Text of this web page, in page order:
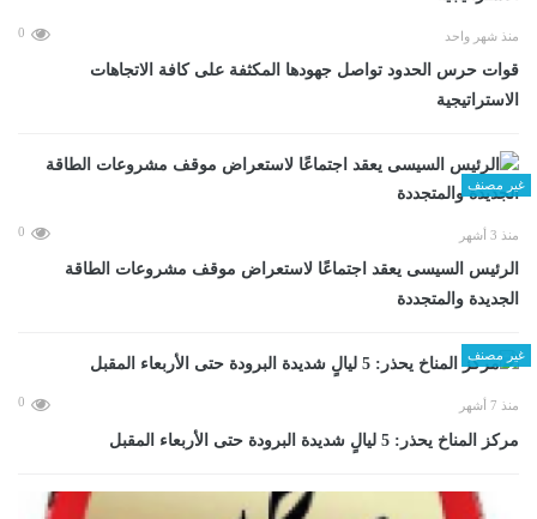
منذ شهر واحد 0
قوات حرس الحدود تواصل جهودها المكثفة على كافة الاتجاهات
الاستراتيجية
غير مصنف
منذ 3 أشهر 0
الرئيس السيسى يعقد اجتماعًا لاستعراض موقف مشروعات الطاقة
الجديدة والمتجددة
غير مصنف
منذ 7 أشهر 0
مركز المناخ يحذر: 5 ليالٍ شديدة البرودة حتى الأربعاء المقبل